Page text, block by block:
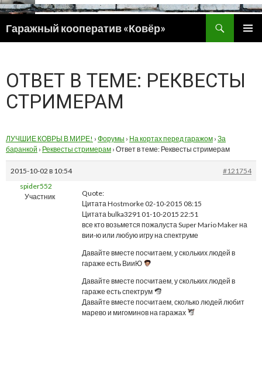
Гаражный кооператив «Ковёр»
ПЕРЕЙТИ
ОТВЕТ В ТЕМЕ: РЕКВЕСТЫ
СТРИМЕРАМ
ЛУЧШИЕ КОВРЫ В МИРЕ! › Форумы › На кортах перед гаражом › За
баранкой › Реквесты стримерам › Ответ в теме: Реквесты стримерам
2015-10-02 в 10:54
#121754
spider552
Участник
Quote:
Цитата Hostmorke 02-10-2015 08:15
Цитата bulka3291 01-10-2015 22:51
все кто возьмется пожалуста Super Mario Maker на
вии-ю или любую игру на спектруме
Давайте вместе посчитаем, у скольких людей в
гараже есть ВииЮ
Давайте вместе посчитаем, у скольких людей в
гараже есть спектрум
Давайте вместе посчитаем, сколько людей любит
марево и мигоминов на гаражах